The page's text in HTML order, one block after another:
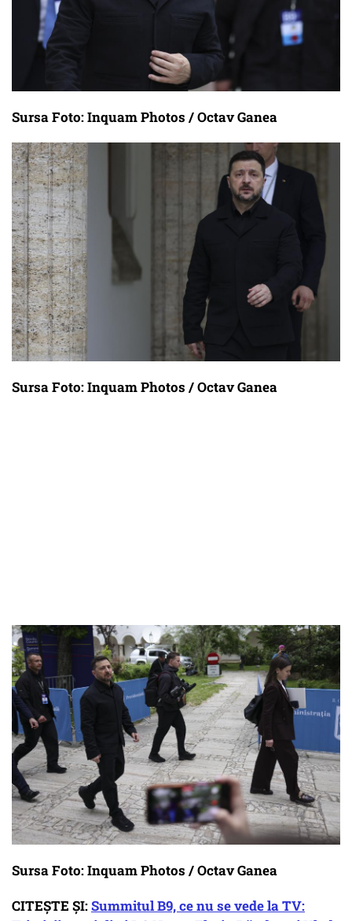
Sursa Foto: Inquam Photos / Octav Ganea
Sursa Foto: Inquam Photos / Octav Ganea
Sursa Foto: Inquam Photos / Octav Ganea
CITEȘTE ȘI:Summitul B9, ce nu se vede la TV: